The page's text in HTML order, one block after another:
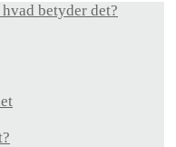
betyder det?